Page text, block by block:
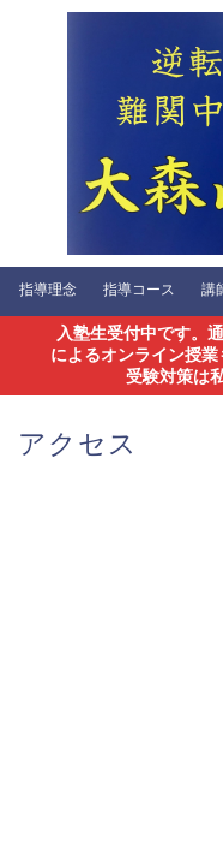
指導理念 指導コース 講
入塾生受付中です。
によるオンライン授
受験対策は
アクセス